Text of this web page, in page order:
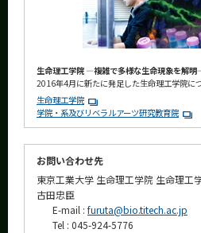
生命理工学院 ―複雑で多様な生命現象を解
2016年4月に新たに発足した生命理工学院に
生命理工学院
学院・系及びリベラルアーツ研究教育院
お問い合わせ先
東京工業大学 生命理工学院 生命理工
古田忠臣
E-mail : furuta@bio.titech.ac.jp
Tel : 045-924-5776